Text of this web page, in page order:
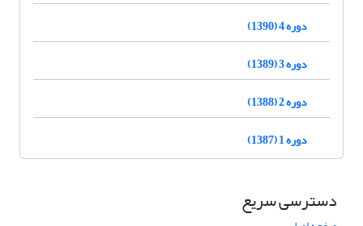
دوره 4 (1390)
دوره 3 (1389)
دوره 2 (1388)
دوره 1 (1387)
دسترسی سریع